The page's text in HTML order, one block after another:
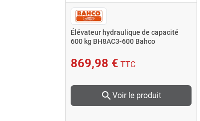
Élévateur hydraulique de capacité
600 kg BH8AC3-600 Bahco
869,98 € TTC
searchVoir le produit